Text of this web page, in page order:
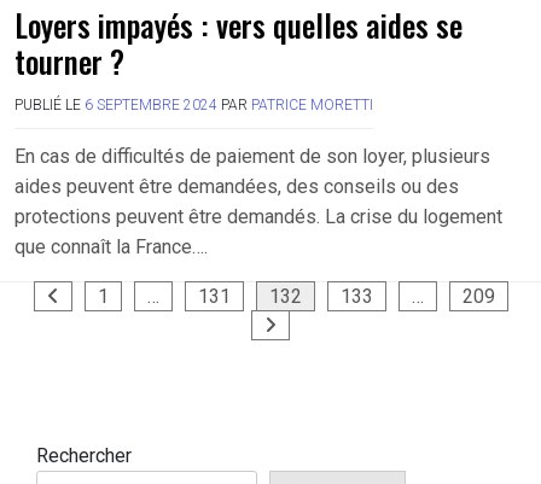
Loyers impayés : vers quelles aides se
tourner ?
PUBLIÉ LE 6 SEPTEMBRE 2024 PAR PATRICE MORETTI
En cas de difficultés de paiement de son loyer, plusieurs
aides peuvent être demandées, des conseils ou des
protections peuvent être demandés. La crise du logement
que connaît la France….
Pagination
1 … 131 132 133 … 209
Rechercher